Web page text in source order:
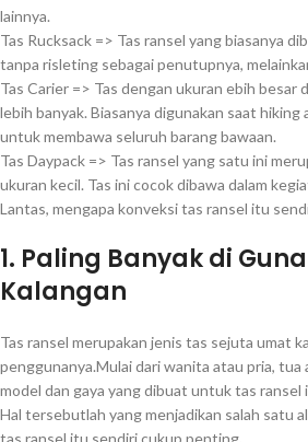
lainnya.
Tas Rucksack => Tas ransel yang biasanya
tanpa risleting sebagai penutupnya,
Tas Carier => Tas dengan ukuran ebih besar
lebih banyak. Biasanya digunakan saat
untuk membawa seluruh barang bawaan.
Tas Daypack => Tas ransel yang satu ini
ukuran kecil. Tas ini cocok dibawa dalam
Lantas, mengapa konveksi tas ransel itu
1. Paling Banyak di
Kalangan
Tas ransel merupakan jenis tas sejuta umat
penggunanya.Mulai dari wanita atau pria, tua
model dan gaya yang dibuat untuk tas ransel
Hal tersebutlah yang menjadikan salah satu
tas ransel itu sendiri cukup penting.